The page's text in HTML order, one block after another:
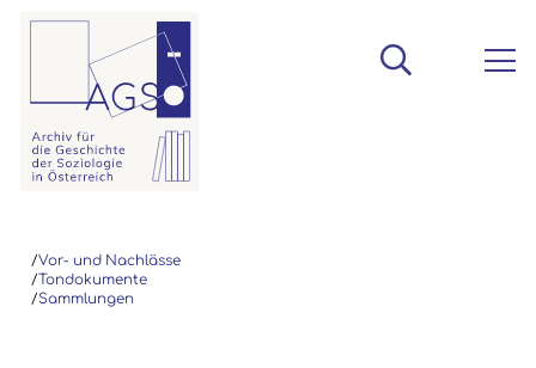
/Vor- und Nachlässe
/Tondokumente
/Sammlungen